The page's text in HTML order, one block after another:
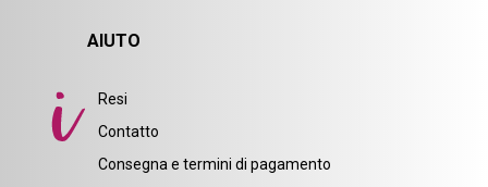
AIUTO
Resi
Contatto
Consegna e termini di pagamento